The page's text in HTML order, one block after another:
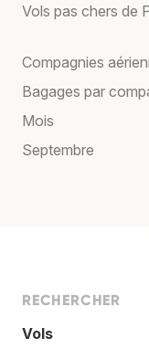
Vols pas chers de
Compagnies
Bagages par
Mois
Septembre
RECHERCHER
Vols